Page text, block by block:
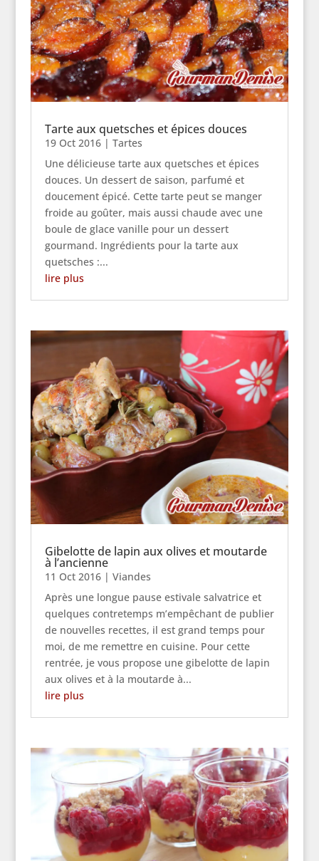
Tarte aux quetsches et épices douces
19 Oct 2016| Tartes
Une délicieuse tarte aux quetsches et épices
douces. Un dessert de saison, parfumé et
doucement épicé. Cette tarte peut se manger
froide au goûter, mais aussi chaude avec une
boule de glace vanille pour un dessert
gourmand. Ingrédients pour la tarte aux
quetsches :...
lire plus
Gibelotte de lapin aux olives et moutarde
à l’ancienne
11 Oct 2016| Viandes
Après une longue pause estivale salvatrice et
quelques contretemps m’empêchant de publier
de nouvelles recettes, il est grand temps pour
moi, de me remettre en cuisine. Pour cette
rentrée, je vous propose une gibelotte de lapin
aux olives et à la moutarde à...
lire plus